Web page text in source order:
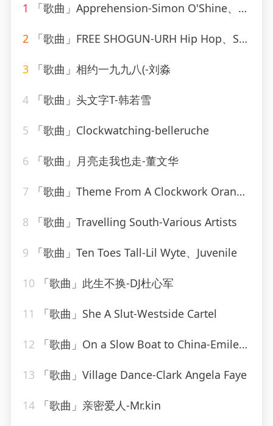
1 「歌曲」Apprehension-Simon O'Shine、Sergey Nevone
2 「歌曲」FREE SHOGUN-URH Hip Hop、Shogun
3 「歌曲」相约一九九八(-刘淼
4 「歌曲」头文字T-韩若雪
5 「歌曲」Clockwatching-belleruche
6 「歌曲」月亮走我也走-董文华
7 「歌曲」Theme From A Clockwork Orange-Various Artists
8 「歌曲」Travelling South-Various Artists
9 「歌曲」Ten Toes Tall-Lil Wyte、Juvenile
10 「歌曲」此生不换-DJ杜心军
11 「歌曲」She A Slut-Westside Cartel
12 「歌曲」On a Slow Boat to China-Emile Ford & The Checkmates
13 「歌曲」Village Dance-Clark Angela Faye
14 「歌曲」亲密爱人-Mr.kin